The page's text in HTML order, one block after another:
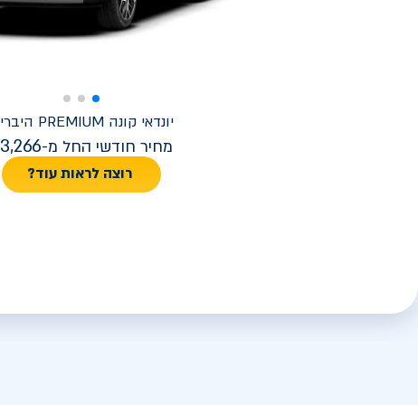
יונדאי קונה PREMIUM היברידי
מחיר חודשי החל מ-3,266
רוצה לראות עוד?